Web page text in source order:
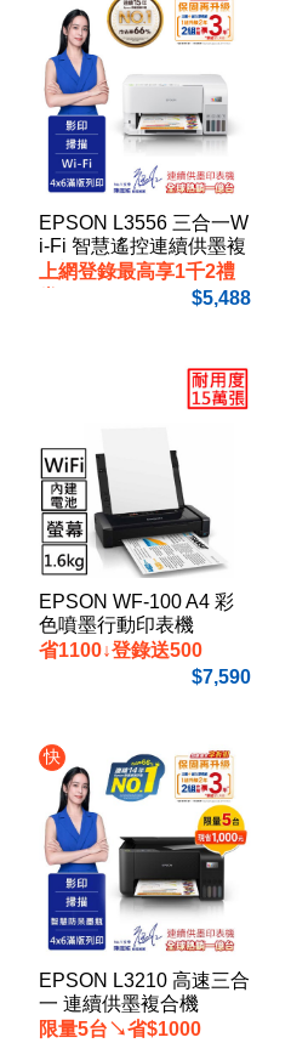
EPSON L3556 三合一W
i-Fi 智慧遙控連續供墨複
合機
上網登錄最高享1千2禮
5,488
EPSON WF-100 A4 彩
色噴墨行動印表機
省1100↓登錄送500
7,590
快
EPSON L3210 高速三合
一 連續供墨複合機
限量5台↘省$1000